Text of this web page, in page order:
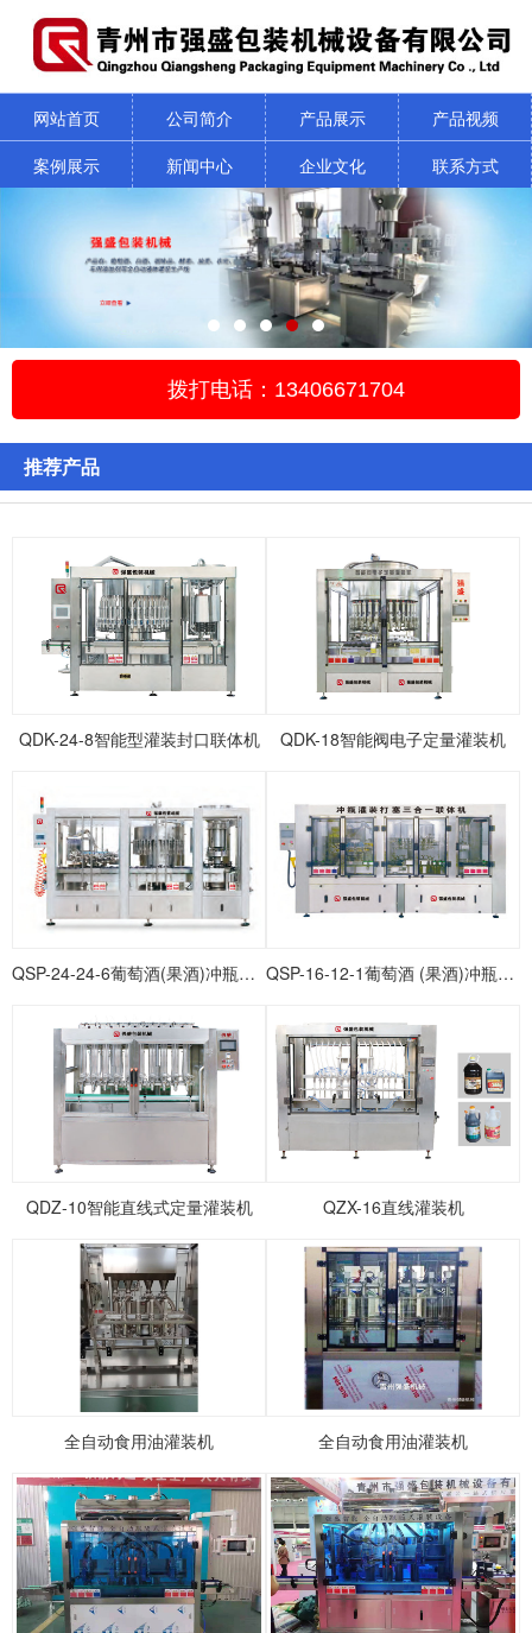
网站首页 公司简介 产品展示
产品视频
案例展示
新闻中心 企业文化 联系方式
拨打电话：13406671704
推荐产品
QDK-24-8智能型灌装封口联体机 QDK-18智能阀电子定量灌装机
QSP-24-24-6葡萄酒(果酒)冲瓶灌装打塞联体机 QSP-16-12-1葡萄酒 (果酒)冲瓶灌装打塞联体机
QDZ-10智能直线式定量灌装机 QZX-16直线灌装机
全自动食用油灌装机 全自动食用油灌装机